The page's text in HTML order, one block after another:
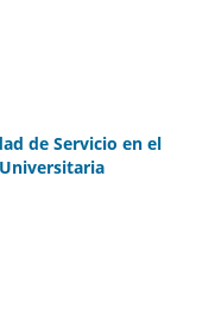
de Servicio en el